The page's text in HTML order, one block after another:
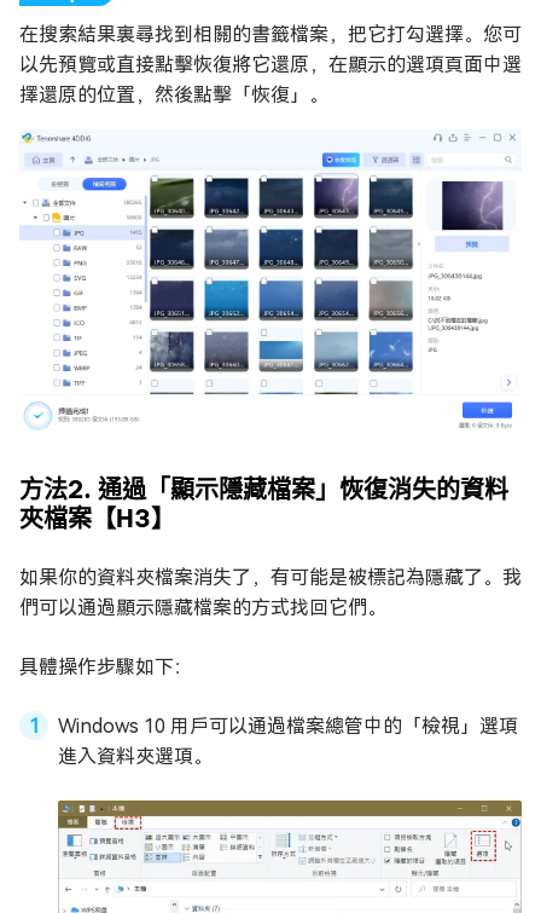
在搜索結果裏尋找到相關的書籤檔案，把它打勾選擇。您可
以先預覽或直接點擊恢復將它還原，在顯示的選項頁面中選
擇還原的位置，然後點擊「恢復」。
方法2. 通過「顯示隱藏檔案」恢復消失的資料
夾檔案【H3】
如果你的資料夾檔案消失了，有可能是被標記為隱藏了。我
們可以通過顯示隱藏檔案的方式找回它們。
具體操作步驟如下：
Windows 10 用戶可以通過檔案總管中的「檢視」選項
進入資料夾選項。